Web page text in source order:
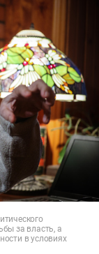
за власть, а
в условиях